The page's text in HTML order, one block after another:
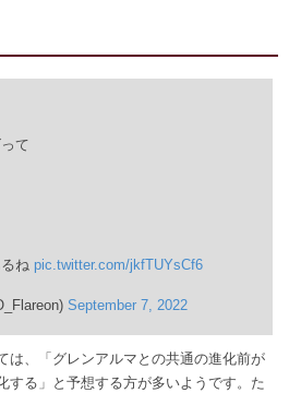
て
ね pic.twitter.com/jkfTUYsCf6
September 7, 2022
は、「グレンアルマとの共通の進化前が
する」と予想する方が多いようです。た